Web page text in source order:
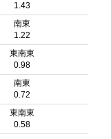
1.43
南東
1.22
東南東
0.98
南東
0.72
東南東
0.58